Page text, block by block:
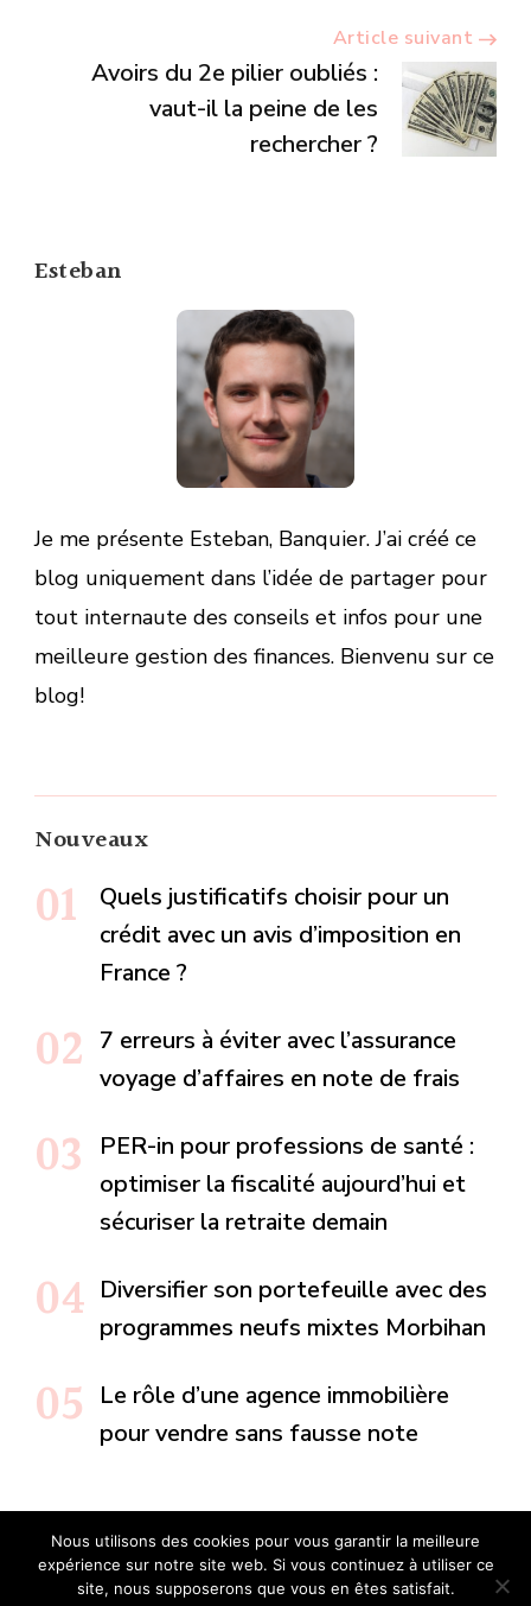
Article suivant
Avoirs du 2e pilier oubliés :
vaut-il la peine de les
rechercher ?
Esteban
Je me présente Esteban, Banquier. J’ai créé ce
blog uniquement dans l’idée de partager pour
tout internaute des conseils et infos pour une
meilleure gestion des finances. Bienvenu sur ce
blog!
Nouveaux
Quels justificatifs choisir pour un
crédit avec un avis d’imposition en
France ?
7 erreurs à éviter avec l’assurance
voyage d’affaires en note de frais
PER-in pour professions de santé :
optimiser la fiscalité aujourd’hui et
sécuriser la retraite demain
Diversifier son portefeuille avec des
programmes neufs mixtes Morbihan
Le rôle d’une agence immobilière
pour vendre sans fausse note
Tous droits reservés.
Nous utilisons des cookies pour vous garantir la meilleure
expérience sur notre site web. Si vous continuez à utiliser ce
site, nous supposerons que vous en êtes satisfait.